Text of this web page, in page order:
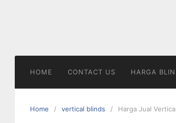
HOME CONTACT US HARGA
Home vertical blinds Harga Jual